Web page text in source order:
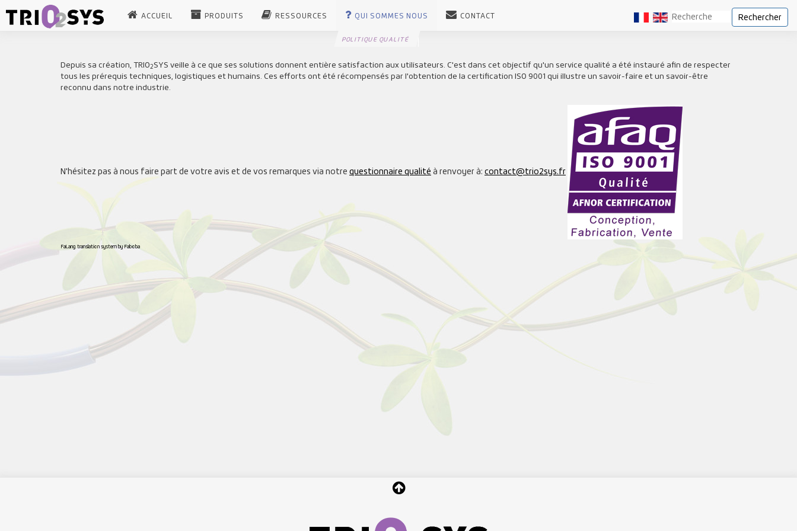
Rechercher
ACCUEIL PRODUITS RESSOURCES QUI SOMMES NOUS
POLITIQUE QUALITÉ
CONTACT
Depuis sa création, TRIO2SYS veille à ce que ses solutions donnent entière satisfaction aux utilisateurs. C'est dans cet objectif qu'un service qualité a été instauré afin de respecter
tous les prérequis techniques, logistiques et humains. Ces efforts ont été récompensés par l'obtention de la certification ISO 9001 qui illustre un savoir-faire et un savoir-être
reconnu dans notre industrie.
N'hésitez pas à nous faire part de votre avis et de vos remarques via notre questionnaire qualité à renvoyer à: contact@trio2sys.fr
FaLang translation system by Faboba